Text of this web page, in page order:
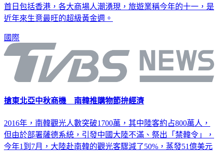
首日包括香港，各大商場人潮湧現，旅遊業稱今年的十一，是
近年來生意最旺的超級黃金週。
國際
搶東北亞中秋商機 南韓推購物節拚經濟
2016年，南韓觀光人數突破1700萬，其中陸客約占800萬人，
但由於部署薩德系統，引發中國大陸不滿、祭出「禁韓令」，
今年1到7月，大陸赴南韓的觀光客驟減了50%，蒸發51億美元